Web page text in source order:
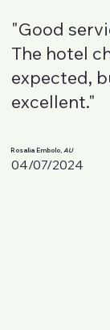
"Good
The hotel
expected,
excellent."
Rosalia Embolo, AU
04/07/2024